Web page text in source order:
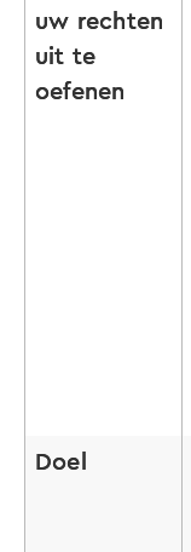
uw rechten
uit te
oefenen
Doel